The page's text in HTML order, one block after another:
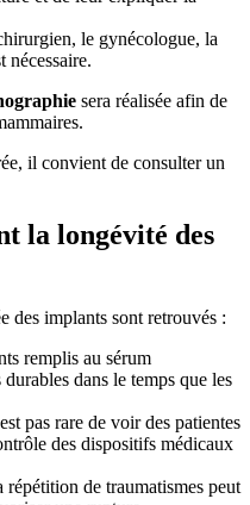
le gynécologue, la
nécessaire.
sera réalisée afin de
il convient de consulter un
la longévité des
des implants sont retrouvés :
remplis au sérum
dans le temps que les
pas rare de voir des patientes
des dispositifs médicaux
répétition de traumatismes peut